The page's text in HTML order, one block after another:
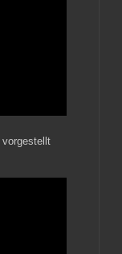
vorgestellt